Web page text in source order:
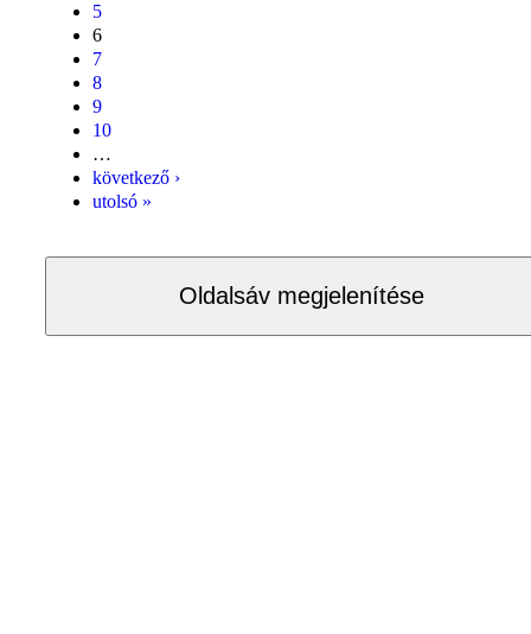
5
6
7
8
9
10
…
következő ›
utolsó »
Oldalsáv megjelenítése